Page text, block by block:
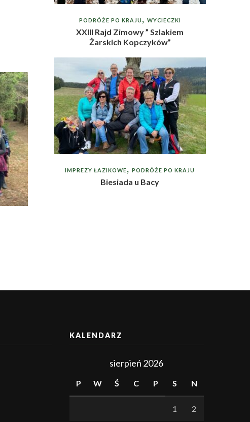
PODRÓŻE PO KRAJU WYCIECZKI
XXIII Rajd Zimowy ” Szlakiem
Żarskich Kopczyków”
IMPREZY ŁAZIKOWE PODRÓŻE PO KRAJU
Biesiada u Bacy
KALENDARZ
sierpień 2026
P W Ś C P S N
1 2